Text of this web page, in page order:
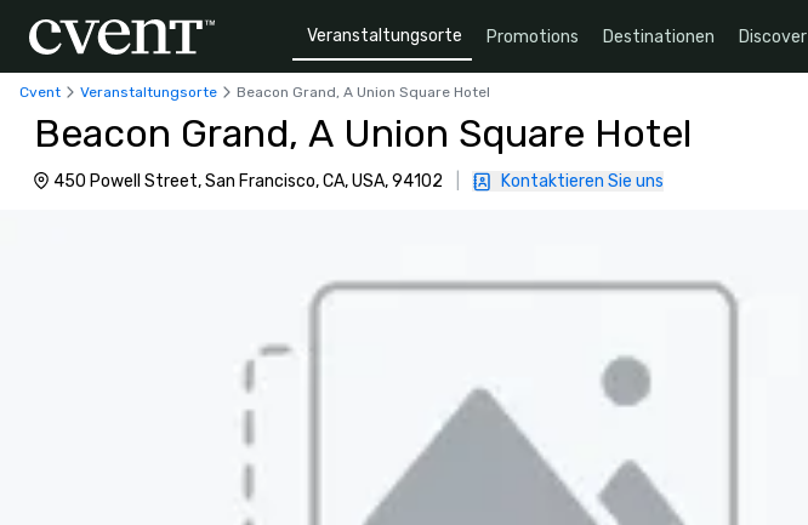
Veranstaltungsorte Promotions Destinationen Discover
Cvent Veranstaltungsorte Beacon Grand, A Union Square Hotel
Beacon Grand, A Union Square Hotel
450 Powell Street, San Francisco, CA, USA, 94102 Kontaktieren Sie uns